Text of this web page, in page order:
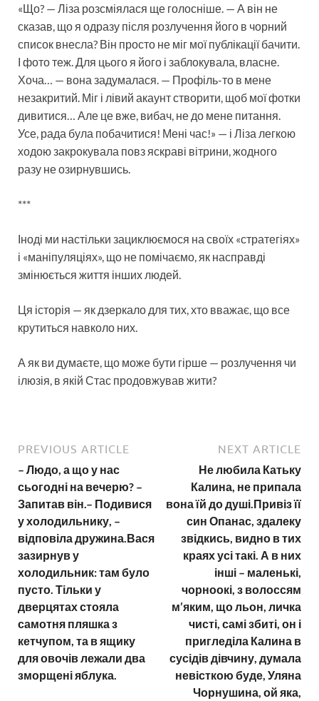
«Що? — Ліза розсміялася ще голосніше. — А він не
сказав, що я одразу після розлучення його в чорний
список внесла? Він просто не міг мої публікації бачити.
І фото теж. Для цього я його і заблокувала, власне.
Хоча… — вона задумалася. — Профіль-то в мене
незакритий. Міг і лівий акаунт створити, щоб мої фотки
дивитися… Але це вже, вибач, не до мене питання.
Усе, рада була побачитися! Мені час!» — і Ліза легкою
ходою закрокувала повз яскраві вітрини, жодного
разу не озирнувшись.
***
Іноді ми настільки зациклюємося на своїх «стратегіях»
і «маніпуляціях», що не помічаємо, як насправді
змінюється життя інших людей.
Ця історія — як дзеркало для тих, хто вважає, що все
крутиться навколо них.
А як ви думаєте, що може бути гірше — розлучення чи
ілюзія, в якій Стас продовжував жити?
PREVIOUS ARTICLE
– Людо, а що у нас
сьогодні на вечерю? –
Запитав він.– Подивися
у холодильнику, –
відповіла дружина.Вася
зазирнув у
холодильник: там було
пусто. Тільки у
дверцятах стояла
самотня пляшка з
кетчупом, та в ящику
для овочів лежали два
зморщені яблука.
NEXT ARTICLE
Не любила Катьку
Калина, не припала
вона їй до душі.Привіз її
син Опанас, здалеку
звідкись, видно в тих
краях усі такі. А в них
інші – маленькі,
чорноокі, з волоссям
м’яким, що льон, личка
чисті, самі збиті, он і
пригледіла Калина в
сусідів дівчину, думала
невісткою буде, Уляна
Чорнушина, ой яка,